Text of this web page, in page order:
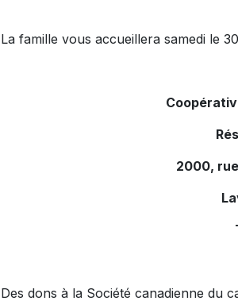
La famille vous accueillera samedi le
2000,
Des dons à la Société canadienne du